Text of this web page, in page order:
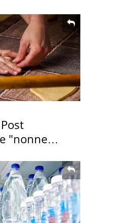
"nonne